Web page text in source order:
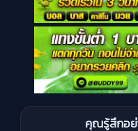
คุณรู้สึกอย่